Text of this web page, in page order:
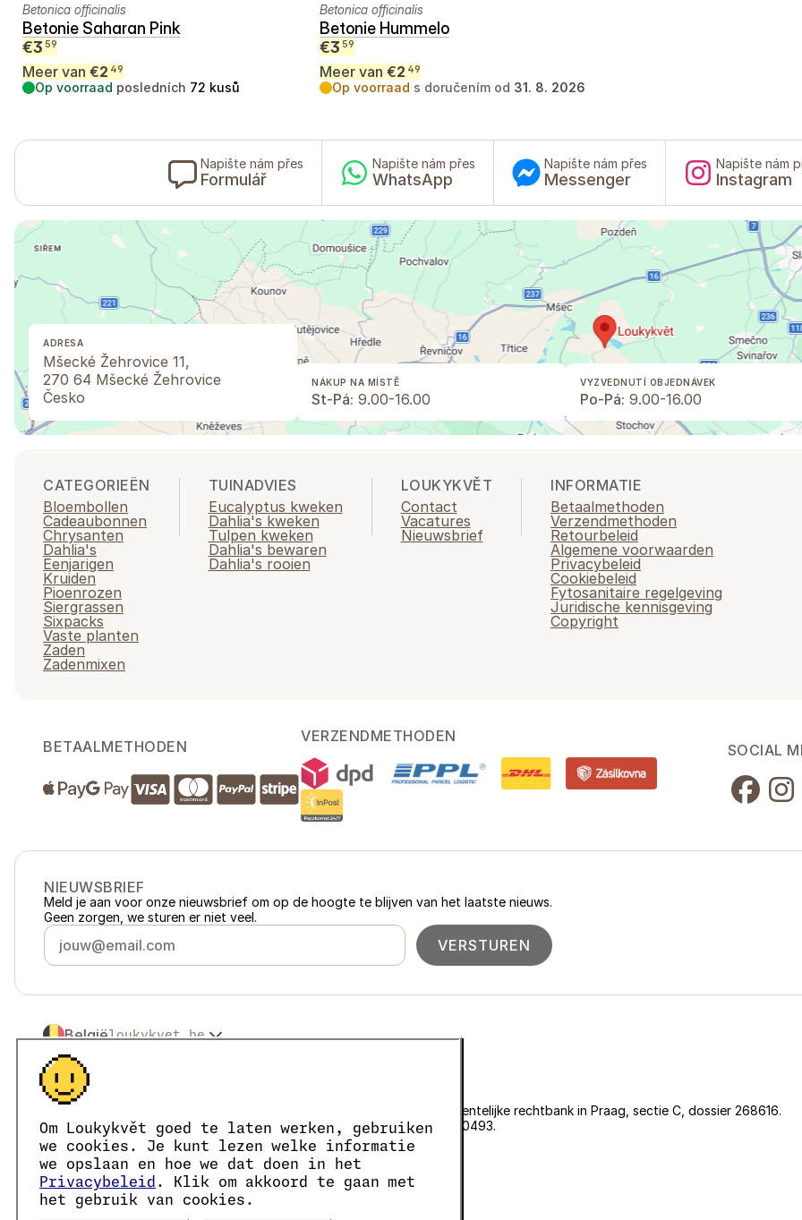
Om Loukykvět goed te laten werken, gebruiken
we cookies. Je kunt lezen welke informatie
we opslaan en hoe we dat doen in het
Privacybeleid . Klik om akkoord te gaan met
het gebruik van cookies.
Betonica officinalis
Betonie Saharan Pink
€3 59
Meer van €2 49
Op voorraad posledních 72 kusů
Betonica officinalis
Betonie Hummelo
€3 59
Meer van €2 49
Op voorraad s doručením od 31. 8. 2026
Napište nám přes
Formulář
Napište nám přes
WhatsApp
Napište nám přes
Messenger
Napište nám
Instagram
ADRESA
Mšecké Žehrovice 11,
270 64 Mšecké Žehrovice
Česko
NÁKUP NA MÍSTĚ
St-Pá: 9.00-16.00
VYZVEDNUTÍ OBJEDNÁVEK
Po-Pá: 9.00-16.00
CATEGORIEËN
Bloembollen
Cadeaubonnen
Chrysanten
Dahlia's
Eenjarigen
Kruiden
Pioenrozen
Siergrassen
Sixpacks
Vaste planten
Zaden
Zadenmixen
TUINADVIES
Eucalyptus kweken
Dahlia's kweken
Tulpen kweken
Dahlia's bewaren
Dahlia's rooien
LOUKYKVĚT
Contact
Vacatures
Nieuwsbrief
INFORMATIE
Betaalmethoden
Verzendmethoden
Retourbeleid
Algemene voorwaarden
Privacybeleid
Cookiebeleid
Fytosanitaire regelgeving
Juridische kennisgeving
Copyright
BETAALMETHODEN
VERZENDMETHODEN
SOCIAL
NIEUWSBRIEF
Meld je aan voor onze nieuwsbrief om op de hoogte te blijven van het laatste nieuws.
Geen zorgen, we sturen er niet veel.
VERSTUREN
Belgiëloukykvet.be
Česko
Slovensko
Polskaloukykvet.pl
Österreichloukykvet.at
Deutschlandloukykvet.de
Franceloukykvet.fr
Danmarkloukykvet.dk
Eesti loukykvet.ee
© 2016 →
Loukykvět s.r.o. staat ingeschreven in het handelsregister van de gemeentelijke rechtbank in Praag, sectie C, dossier 268616.
We zijn aangesloten bij het EKO-KOM-systeem onder nummer EKF00180493.
Wij geven plantenpaspoorten af onder registratienummer 0636.
Ons registratienummer is 05663687, het btw-nummer is CZ05663687.
Het ID van de data box is eng827q.
Het EORI-nummer is CZ05663687.
Wij zijn btw-plichtig.